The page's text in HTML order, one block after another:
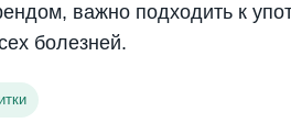
важно подходить к
болезней.